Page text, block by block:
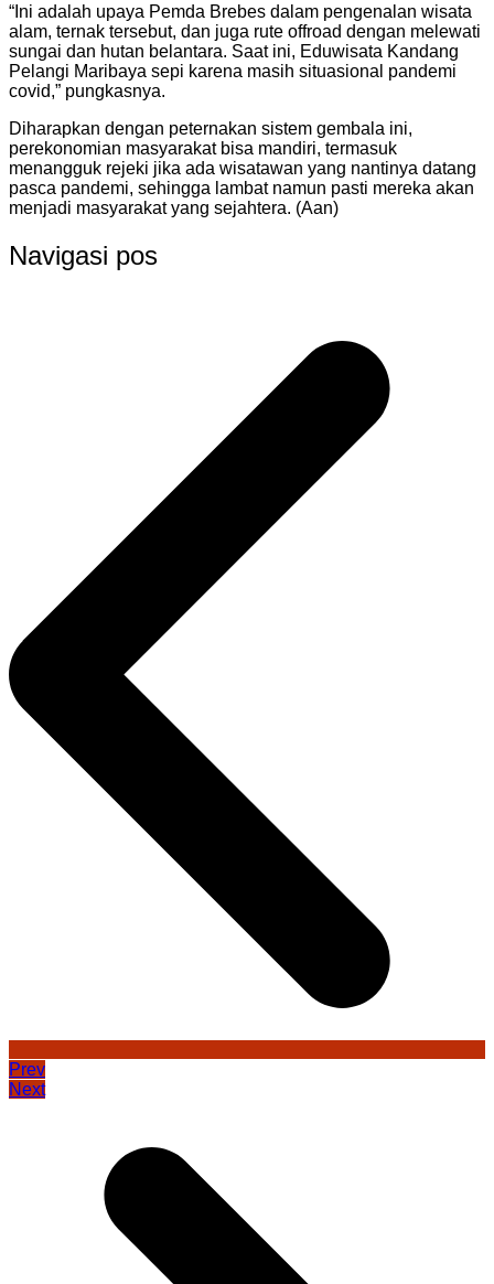
“Ini adalah upaya Pemda Brebes dalam pengenalan wisata
alam, ternak tersebut, dan juga rute offroad dengan melewati
sungai dan hutan belantara. Saat ini, Eduwisata Kandang
Pelangi Maribaya sepi karena masih situasional pandemi
covid,” pungkasnya.
Diharapkan dengan peternakan sistem gembala ini,
perekonomian masyarakat bisa mandiri, termasuk
menangguk rejeki jika ada wisatawan yang nantinya datang
pasca pandemi, sehingga lambat namun pasti mereka akan
menjadi masyarakat yang sejahtera. (Aan)
Navigasi pos
Prev
Next